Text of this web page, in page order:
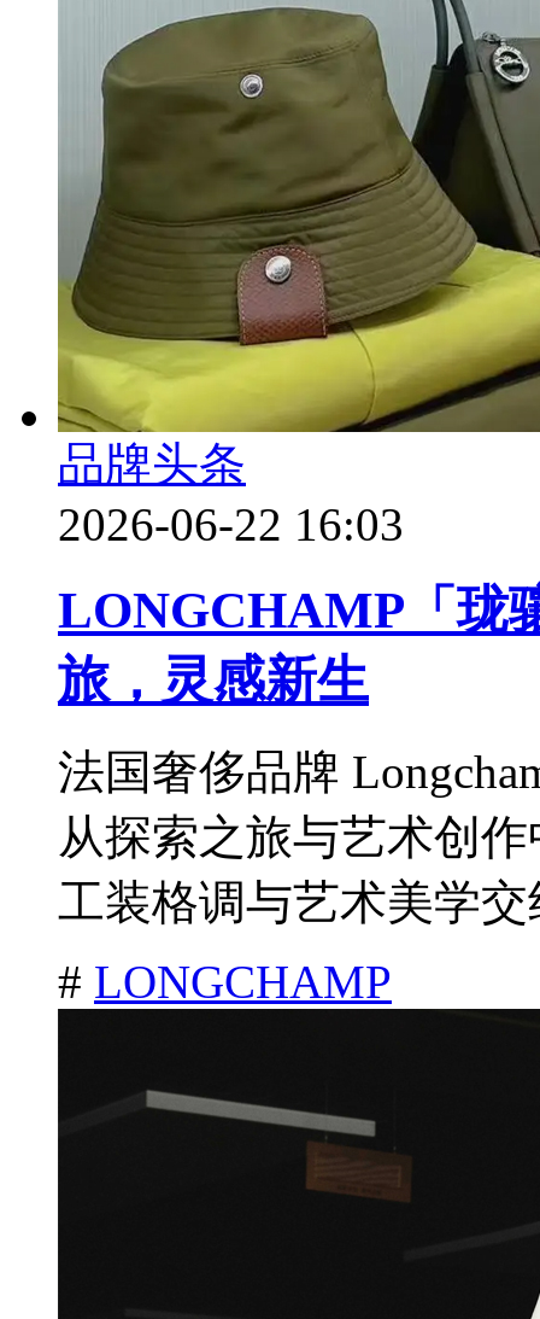
品牌头条
2026-06-22 16:03
LONGCHAMP「珑
旅，灵感新生
法国奢侈品牌
从探索之旅与艺术创
工装格调与艺术美学交
# LONGCHAMP